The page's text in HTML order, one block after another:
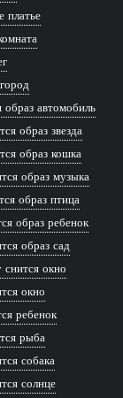
платье
автомобиль
образ звезда
образ кошка
образ музыка
образ птица
образ ребенок
образ сад
окно
окно
ребенок
рыба
собака
солнце